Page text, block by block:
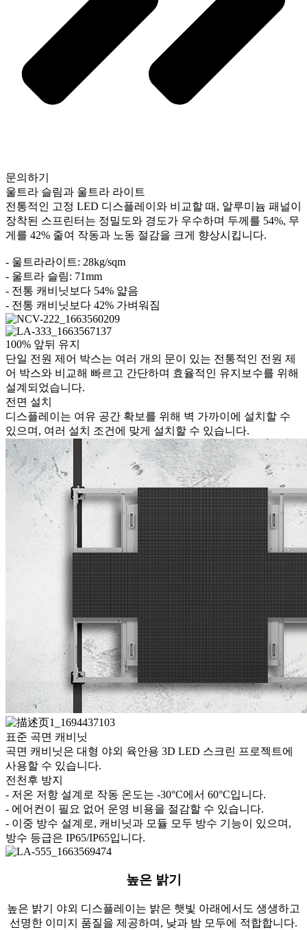
문의하기
울트라 슬림과 울트라 라이트
전통적인 고정 LED 디스플레이와 비교할 때, 알루미늄 패널이
장착된 스프린터는 정밀도와 경도가 우수하며 두께를 54%, 무
게를 42% 줄여 작동과 노동 절감을 크게 향상시킵니다.
- 울트라라이트: 28kg/sqm
- 울트라 슬림: 71mm
- 전통 캐비닛보다 54% 얇음
- 전통 캐비닛보다 42% 가벼워짐
100% 앞뒤 유지
단일 전원 제어 박스는 여러 개의 문이 있는 전통적인 전원 제
어 박스와 비교해 빠르고 간단하며 효율적인 유지보수를 위해
설계되었습니다.
전면 설치
디스플레이는 여유 공간 확보를 위해 벽 가까이에 설치할 수
있으며, 여러 설치 조건에 맞게 설치할 수 있습니다.
표준 곡면 캐비닛
곡면 캐비닛은 대형 야외 육안용 3D LED 스크린 프로젝트에
사용할 수 있습니다.
전천후 방지
- 저온 저항 설계로 작동 온도는 -30°C에서 60°C입니다.
- 에어컨이 필요 없어 운영 비용을 절감할 수 있습니다.
- 이중 방수 설계로, 캐비닛과 모듈 모두 방수 기능이 있으며,
방수 등급은 IP65/IP65입니다.
높은 밝기
높은 밝기 야외 디스플레이는 밝은 햇빛 아래에서도 생생하고
선명한 이미지 품질을 제공하며, 낮과 밤 모두에 적합합니다.